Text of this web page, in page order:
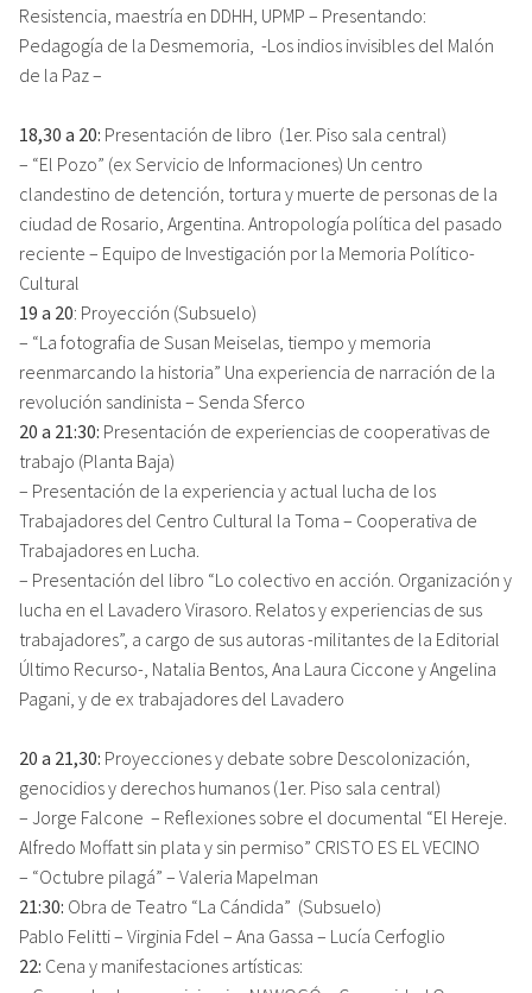
Resistencia, maestría en DDHH, UPMP – Presentando:
Pedagogía de la Desmemoria, -Los indios invisibles del Malón
de la Paz –
18,30 a 20: Presentación de libro (1er. Piso sala central)
– “El Pozo” (ex Servicio de Informaciones) Un centro
clandestino de detención, tortura y muerte de personas de la
ciudad de Rosario, Argentina. Antropología política del pasado
reciente – Equipo de Investigación por la Memoria Político-
Cultural
19 a 20: Proyección (Subsuelo)
– “La fotografia de Susan Meiselas, tiempo y memoria
reenmarcando la historia” Una experiencia de narración de la
revolución sandinista – Senda Sferco
20 a 21:30: Presentación de experiencias de cooperativas de
trabajo (Planta Baja)
– Presentación de la experiencia y actual lucha de los
Trabajadores del Centro Cultural la Toma – Cooperativa de
Trabajadores en Lucha.
– Presentación del libro “Lo colectivo en acción. Organización y
lucha en el Lavadero Virasoro. Relatos y experiencias de sus
trabajadores”, a cargo de sus autoras -militantes de la Editorial
Último Recurso-, Natalia Bentos, Ana Laura Ciccone y Angelina
Pagani, y de ex trabajadores del Lavadero
20 a 21,30: Proyecciones y debate sobre Descolonización,
genocidios y derechos humanos (1er. Piso sala central)
– Jorge Falcone – Reflexiones sobre el documental “El Hereje.
Alfredo Moffatt sin plata y sin permiso” CRISTO ES EL VECINO
– “Octubre pilagá” – Valeria Mapelman
21:30: Obra de Teatro “La Cándida” (Subsuelo)
Pablo Felitti – Virginia Fdel – Ana Gassa – Lucía Cerfoglio
22: Cena y manifestaciones artísticas: